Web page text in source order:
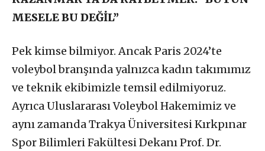
MESELE BU DEĞİL”
Pek kimse bilmiyor. Ancak Paris 2024’te
voleybol branşında yalnızca kadın takımımız
ve teknik ekibimizle temsil edilmiyoruz.
Ayrıca Uluslararası Voleybol Hakemimiz ve
aynı zamanda Trakya Üniversitesi Kırkpınar
Spor Bilimleri Fakültesi Dekanı Prof. Dr.